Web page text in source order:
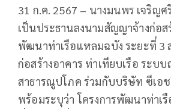
31 ก.ค. 2567 – นางมนพร เจริญ
เป็นประธานลงนามสัญญาจ้างก่อส
พัฒนาท่าเรือแหลมฉบัง ระยะที่ 3
ก่อสร้างอาคาร ท่าเทียบเรือ ระบ
สาธารณูปโภค ร่วมกับบริษัท ซีเอ
พร้อมระบุว่า โครงการพัฒนาท่าเ